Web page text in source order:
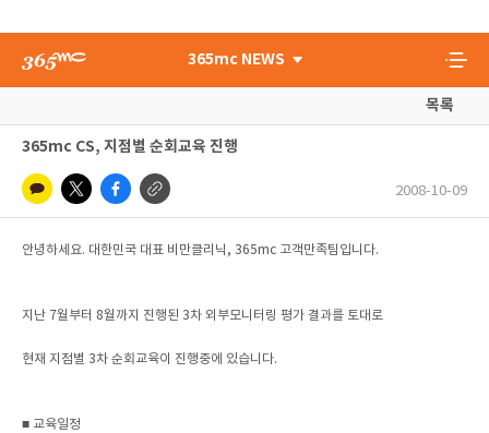
365mc NEWS
목록
365mc CS, 지점별 순회교육 진행
2008-10-09
안녕하세요. 대한민국 대표 비만클리닉, 365mc 고객만족팀입니다.
지난 7월부터 8월까지 진행된 3차 외부모니터링 평가 결과를 토대로
현재 지점별 3차 순회교육이 진행중에 있습니다.
■ 교육일정